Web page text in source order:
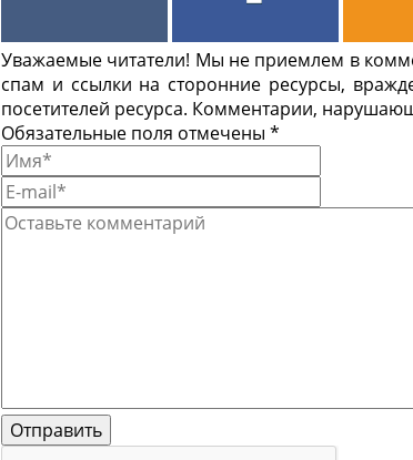
Уважаемые читатели! Мы не приемлем в
спам и ссылки на сторонние ресурсы,
посетителей ресурса. Комментарии,
Обязательные поля отмечены *